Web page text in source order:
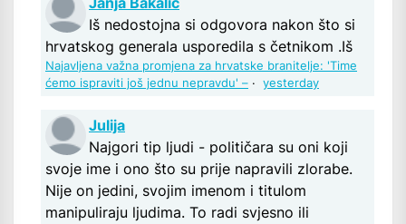
Iš nedostojna si odgovora nakon što si
hrvatskog generala usporedila s četnikom .Iš
Najavljena važna promjena za hrvatske branitelje: 'Time
ćemo ispraviti još jednu nepravdu' – · yesterday
Julija
Najgori tip ljudi - političara su oni koji
svoje ime i ono što su prije napravili zlorabe.
Nije on jedini, svojim imenom i titulom
manipuliraju ljudima. To radi svjesno ili